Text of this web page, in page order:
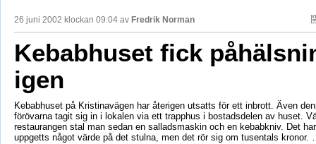
26 juni 2002 klockan 09:04 av Fredrik Norman
Kebabhuset fick
igen
Kebabhuset på Kristinavägen har återigen utsatts för ett inbrott. Även
förövarna tagit sig in i lokalen via ett trapphus i bostadsdelen av huset.
restaurangen stal man sedan en salladsmaskin och en kebabkniv. Det
uppgetts något värde på det stulna, men det rör sig om tusentals